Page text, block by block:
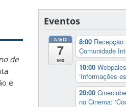
de
e
Eventos
AGO
7
sex
8:00 Recepção
Comunidade
10:00
‘Informações
20:00
no Cinema: